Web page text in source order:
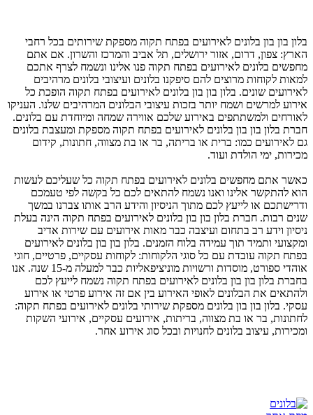
בלון בון בון בלונים לאירועים בפתח תקוה מספקת שירותים בכל רחבי
הארץ: צפון, דרום, אזור ירושלים, תל אביב והמרכז והשרון. אם אתם
מחפשים בלונים לאירועים בפתח תקוה פנו אלינו ונשמח לצרף אתכם
למאות לקוחות מרוצים להם סיפקנו בלונים ועיצובי בלונים מרהיבים
לאירועים שונים. בלון בון בון בלונים לאירועים בפתח תקוה הופכת כל
אירוע למרשים ושמח יותר בזכות עיצובי הבלונים המרהיבים שלנו. העניקו
לאורחים ולמשתתפים באירוע שלכם אווירה שמחה ומיוחדת עם בלונים.
חברת בלון בון בון בלונים לאירועים בפתח תקוה מספקת ומעצבת בלונים
גם לאירועים כמו: ברית או בריתה, בר או בת מצווה, חתונות, קידום
מכירות, ימי הולדת ועוד.
כאשר אתם מחפשים בלונים לאירועים בפתח תקוה כל שעליכם לעשות
הוא להתקשר אלינו ואנו נשמח להתאים לכם כל בקשה לפי טעמכם
ודרישתכם או לייעץ לכם מתוך הניסיון והידע הרב אותו צברנו במשך
שנים רבות. חברת בלון בון בון בלונים לאירועים בפתח תקוה הינה בעלת
ניסיון וידע רב בתחום ועיצבה כבר מאות אירועים עם שירות אדיב
ומקצועי ותמיד תוך עמידה בלוח הזמנים. בלון בון בון בלונים לאירועים
בפתח תקוה עובדת עם כל סוגי הלקוחות: לקוחות עסקיים, פרטיים, חוגי
אוהדי ספורט, מוסדות ורשויות מוניציפאליות כבר למעלה מ-15 שנה. אנו
בחברת בלון בון בון בלונים לאירועים בפתח תקוה נשמח לייעץ לכם
ולהתאים את הבלונים לאופי האירוע בין אם זה אירוע פרטי או אירוע
עסקי. בלון בון בון בלונים מספקת שירותי בלונים לאירועים בפתח תקוה:
לחתונות, בר או בת מצווה, בריתות, אירועים עסקיים, אירועי השקות
ומכירות, עיצוב בלונים לחנויות ובכל סוג אירוע אחר.